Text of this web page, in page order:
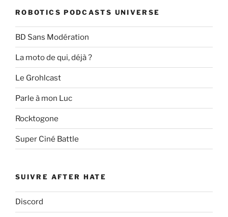
ROBOTICS PODCASTS UNIVERSE
BD Sans Modération
La moto de qui, déjà ?
Le Grohlcast
Parle à mon Luc
Rocktogone
Super Ciné Battle
SUIVRE AFTER HATE
Discord